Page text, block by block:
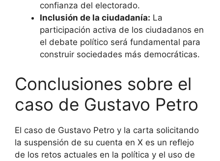
confianza del electorado.
Inclusión de la ciudadanía: La
participación activa de los ciudadanos en
el debate político será fundamental para
construir sociedades más democráticas.
Conclusiones sobre el
caso de Gustavo Petro
El caso de Gustavo Petro y la carta solicitando
la suspensión de su cuenta en X es un reflejo
de los retos actuales en la política y el uso de